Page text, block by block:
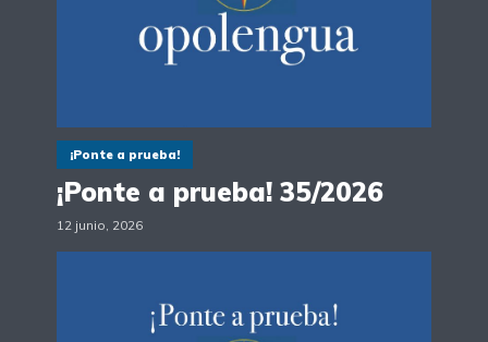
¡Ponte a prueba!
¡Ponte a prueba! 35/2026
12 junio, 2026